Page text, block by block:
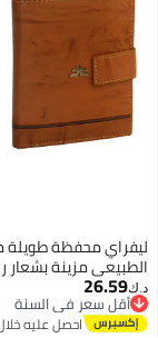
من الجلد
بشعار راست
عليه خلال 14 - 15